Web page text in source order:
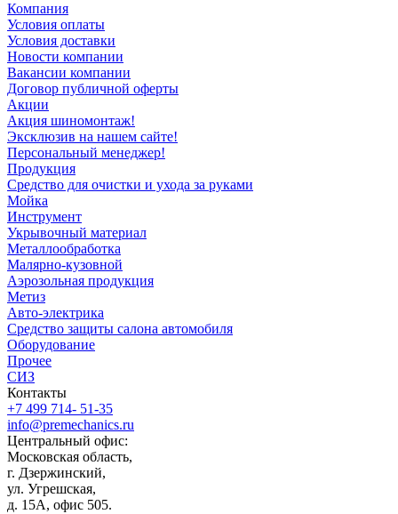
Компания
Условия оплаты
Условия доставки
Новости компании
Вакансии компании
Договор публичной оферты
Акции
Акция шиномонтаж!
Эксклюзив на нашем сайте!
Персональный менеджер!
Продукция
Средство для очистки и ухода за руками
Мойка
Инструмент
Укрывочный материал
Металлообработка
Малярно-кузовной
Аэрозольная продукция
Метиз
Авто-электрика
Средство защиты салона автомобиля
Оборудование
Прочее
СИЗ
Контакты
+7 499 714- 51-35
info@premechanics.ru
Центральный офис:
Московская область,
г. Дзержинский,
ул. Угрешская,
д. 15А, офис 505.